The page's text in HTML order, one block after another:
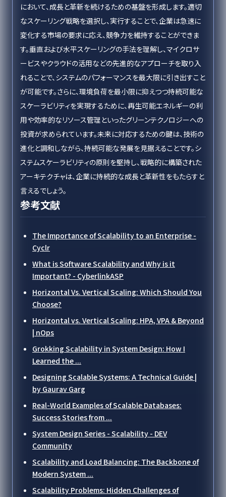
において、成長と革新を続けるための基盤を形成します。適切
なスケーリング戦略を選択し、実行することで、企業は急速に
変化する市場の要求に応え、競争力を維持することができま
す。垂直および水平スケーリングの手法を理解し、マイクロサ
ービスやクラウドの活用などの先進的なアプローチを取り入
れることで、システムのパフォーマンスを最大限に引き出すこと
が可能です。さらに、環境負荷を最小限に抑えつつ持続可能な
スケーラビリティを実現するために、再生可能エネルギーの利
用や効率的なリソース管理といったグリーンテクノロジーへの
投資が求められています。未来に対応するための鍵は、技術の
進化と調和しながら、持続可能な発展を見据えることです。シ
ステムスケーラビリティの原則を堅持し、戦略的に構築された
アーキテクチャは、企業に持続的な成長と革新性をもたらすと
言えるでしょう。
参考文献
The Importance of Scalability to an Enterprise -
Cyclr
What is Software Scalability and Why is it
Important? - CyberlinkASP
Horizontal Vs. Vertical Scaling: Which Should You
Choose?
Horizontal vs. Vertical Scaling: HPA, VPA & Beyond
| nOps
Grokking Scalability in System Design: How I
Learned the ...
Designing Scalable Systems: A Technical Guide |
by Gaurav Garg
Real-World Examples of Scalable Databases:
Success Stories from ...
System Design Series - Scalability - DEV
Community
Scalability and Load Balancing: The Backbone of
Modern System ...
Scalability Problems: Hidden Challenges of